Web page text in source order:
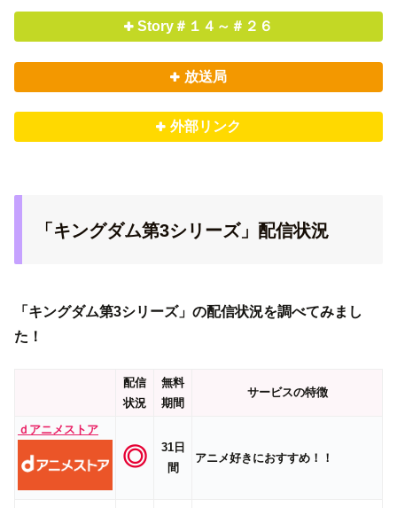
Story＃１４～＃２６
放送局
外部リンク
「キングダム第3シリーズ」配信状況
「キングダム第3シリーズ」の配信状況を調べてみまし
た！
配信
状況
無料
期間
サービスの特徴
ｄアニメストア
◎
31日
間
アニメ好きにおすすめ！！